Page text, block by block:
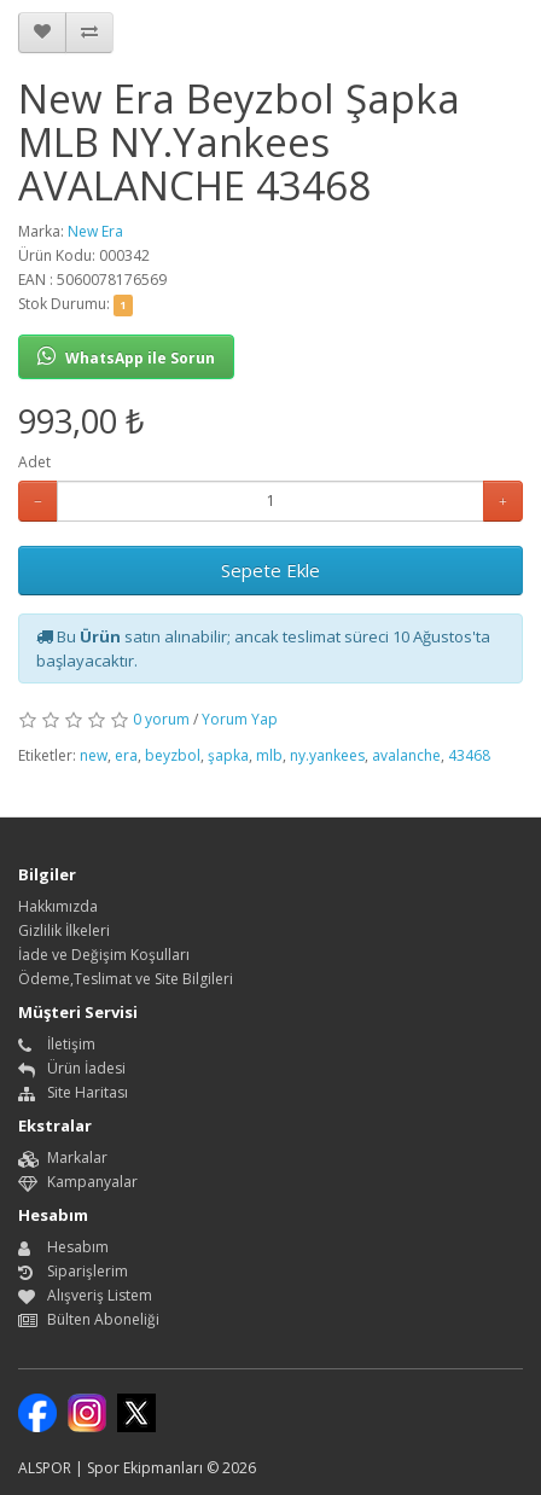
New Era Beyzbol Şapka
MLB NY.Yankees
AVALANCHE 43468
Marka: New Era
Ürün Kodu: 000342
EAN : 5060078176569
Stok Durumu:
1
WhatsApp ile Sorun
993,00 ₺
Adet
Sepete Ekle
Bu Ürün satın alınabilir; ancak teslimat süreci 10 Ağustos'ta
başlayacaktır.
0 yorum /Yorum Yap
Etiketler: new, era, beyzbol, şapka, mlb, ny.yankees, avalanche, 43468
Bilgiler
Hakkımızda
Gizlilik İlkeleri
İade ve Değişim Koşulları
Ödeme,Teslimat ve Site Bilgileri
Müşteri Servisi
İletişim
Ürün İadesi
Site Haritası
Ekstralar
Markalar
Kampanyalar
Hesabım
Hesabım
Siparişlerim
Alışveriş Listem
Bülten Aboneliği
ALSPOR | Spor Ekipmanları © 2026